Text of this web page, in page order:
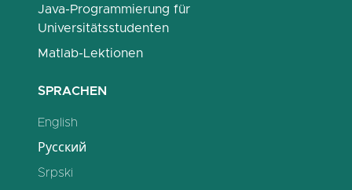
Java-Programmierung für
Universitätsstudenten
Matlab-Lektionen
SPRACHEN
English
Русский
Srpski